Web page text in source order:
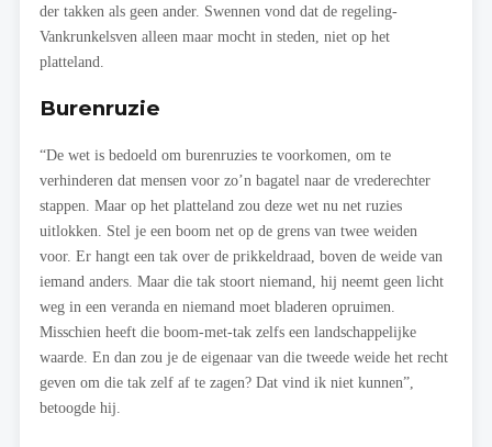
der takken als geen ander. Swennen vond dat de regeling-
Vankrunkelsven alleen maar mocht in steden, niet op het
platteland.
Burenruzie
“De wet is bedoeld om burenruzies te voorkomen, om te
verhinderen dat mensen voor zo’n bagatel naar de vrederechter
stappen. Maar op het platteland zou deze wet nu net ruzies
uitlokken. Stel je een boom net op de grens van twee weiden
voor. Er hangt een tak over de prikkeldraad, boven de weide van
iemand anders. Maar die tak stoort niemand, hij neemt geen licht
weg in een veranda en niemand moet bladeren opruimen.
Misschien heeft die boom-met-tak zelfs een landschappelijke
waarde. En dan zou je de eigenaar van die tweede weide het recht
geven om die tak zelf af te zagen? Dat vind ik niet kunnen”,
betoogde hij.